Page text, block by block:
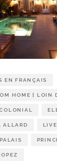
EN FRANÇAIS
HOME | LOIN
COLONIAL
ALLARD